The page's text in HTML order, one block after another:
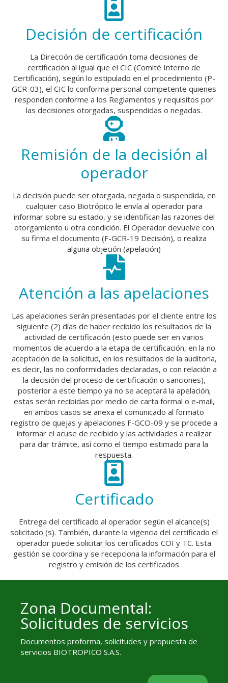
Decisión de certificación
La Dirección de certificación toma decisiones de
certificación al igual que el CIC (Comité Interno de
Certificación), según lo estipulado en el procedimiento (P-
GCR-03), el CIC lo conforma personal competente quienes
responden conforme a los Reglamentos y requisitos por
las decisiones otorgadas, suspendidas o negadas.
Remisión de la decisión al
operador
La decisión puede ser otorgada, negada o suspendida, en
cualquier caso Biotrópico le envía al operador para
informar sobre su estado, y se identifican las razones del
otorgamiento u otra condición. El Operador devuelve con
su firma el documento (F-GCR-19 Decisión), o realiza
alguna objeción (apelación)
Atención a las apelaciones
Las apelaciones serán presentadas por el cliente entre los
siguiente (2) días de haber recibido los resultados de la
actividad de certificación (esto puede ser en varios
momentos de acuerdo a la etapa de certificación, en la no
aceptación de la solicitud, en los resultados de la auditoria,
es decir, las no conformidades declaradas, o con relación a
la decisión del proceso de certificación o sanciones),
posterior a este tiempo ya no se aceptará la apelación;
estas serán recibidas por medio de carta formal o e-mail,
en ambos casos se anexa el comunicado al formato
registro de quejas y apelaciones F-GCO-09 y se procede a
informar el acuse de recibido y las actividades a realizar
para dar trámite, así como el tiempo estimado para la
respuesta.
Certificado
Entrega del certificado al operador según el alcance(s)
solicitado (s). También, durante la vigencia del certificado el
operador puede solicitar los certificados COI y TC. Esta
gestión se coordina y se recepciona la información para el
registro y emisión de los certificados
Zona Documental:
Solicitudes de servicios
Documentos proforma, solicitudes y propuesta de
servicios BIOTROPICO S.A.S.